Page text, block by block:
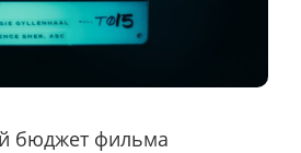
бюджет фильма